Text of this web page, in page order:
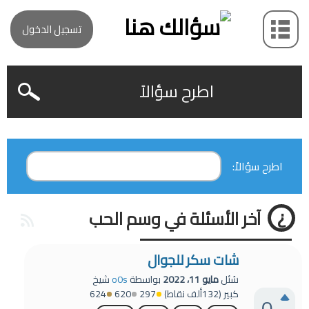
تسجيل الدخول
اطرح سؤالاً
اطرح سؤالاً:
آخر الأسئلة في وسم الحب
شات سكر للجوال
سُئلمايو 11، 2022 بواسطةo0sشيخ
كبير(132ألف نقاط) 297
620
624